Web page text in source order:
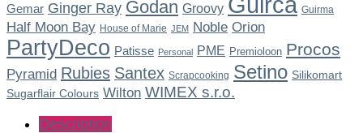
Gemar Ginger Ray Godan Groovy Guirma
Half Moon Bay House of Marie JEM Noble Orion
PartyDeco Patisse Personal PME Premioloon Procos
Pyramid Rubies Santex Scrapcooking Setino Silikomart
Sugarflair Colours Wilton WIMEX s.r.o.
Description